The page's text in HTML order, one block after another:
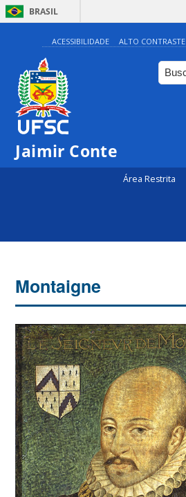
BRASIL
ACESSIBILIDADE ALTO CONTRASTE
Jaimir Conte
Área Restrita
Montaigne